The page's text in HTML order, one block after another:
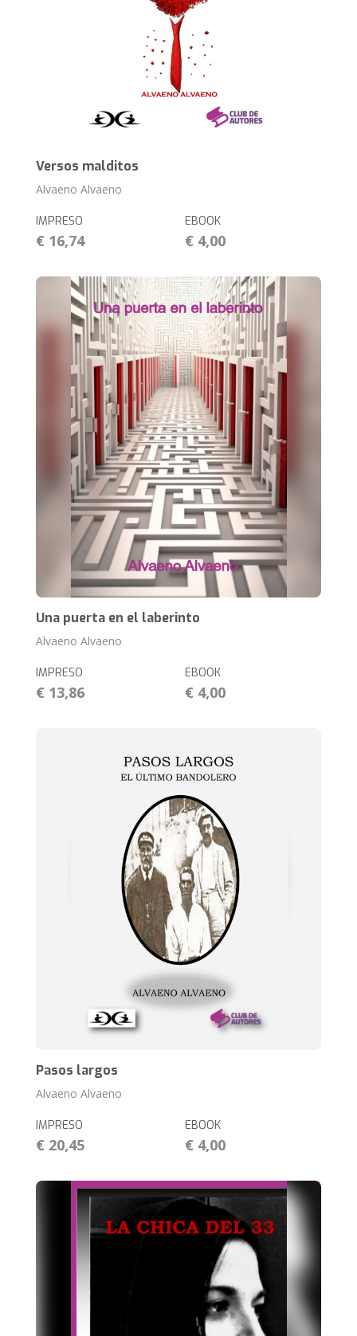
Versos malditos
Alvaeno Alvaeno
IMPRESO
€ 16,74
EBOOK
€ 4,00
Una puerta en el laberinto
Alvaeno Alvaeno
IMPRESO
€ 13,86
EBOOK
€ 4,00
Pasos largos
Alvaeno Alvaeno
IMPRESO
€ 20,45
EBOOK
€ 4,00